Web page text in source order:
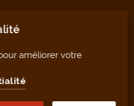
améliorer votre